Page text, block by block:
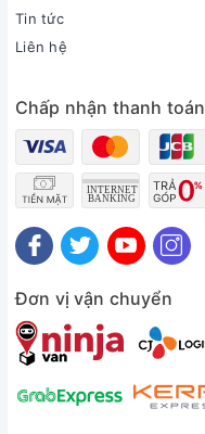
Tổng quan sản phẩm
Loại Tivi:
Kích cỡ màn hình:
65 inch
Độ phân giải:
4K (Ultra HD)
Loại màn hình:
Hệ điều hành:
RAM:
Hãng không công bố
ROM (Bộ nhớ lưu trữ):
Chất liệu chân đế:
Tin tức
Liên hệ
Chấp nhận thanh toán
Đơn vị vận chuyển